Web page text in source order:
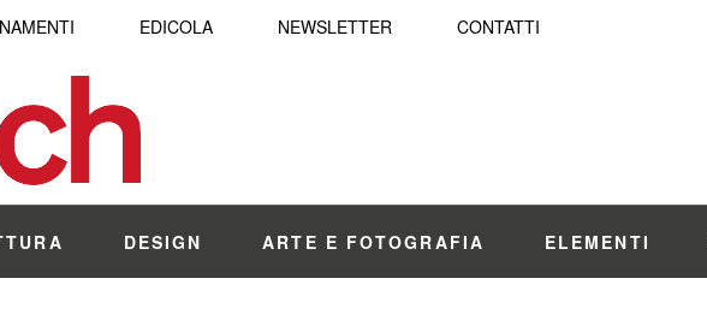
EDICOLA NEWSLETTER CONTATTI
DESIGN ARTE E FOTOGRAFIA ELEMENTI